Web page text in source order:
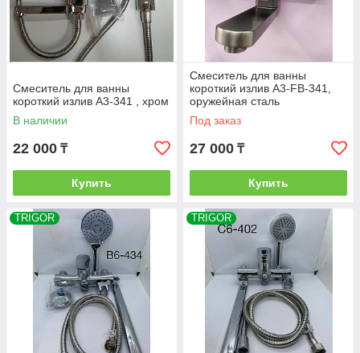
Смеситель для ванны
короткий излив A3-341 , хром
В наличии
22 000 ₸
Купить
Смеситель для ванны
короткий излив A3-FB-341,
оружейная сталь
Под заказ
27 000 ₸
Купить
TRIGOR TRIGOR